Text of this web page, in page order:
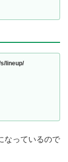
lineup/
なっているので